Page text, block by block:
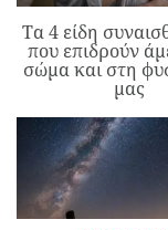
Τα 4 είδη
που επιδρούν
σώμα και στη
μας